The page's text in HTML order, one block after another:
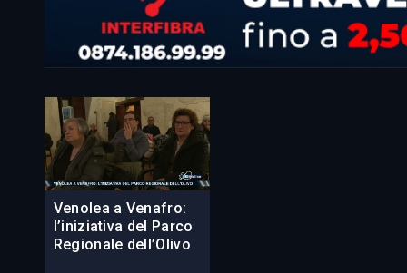
Venolea a Venafro:
l’iniziativa del Parco
Regionale dell’Olivo